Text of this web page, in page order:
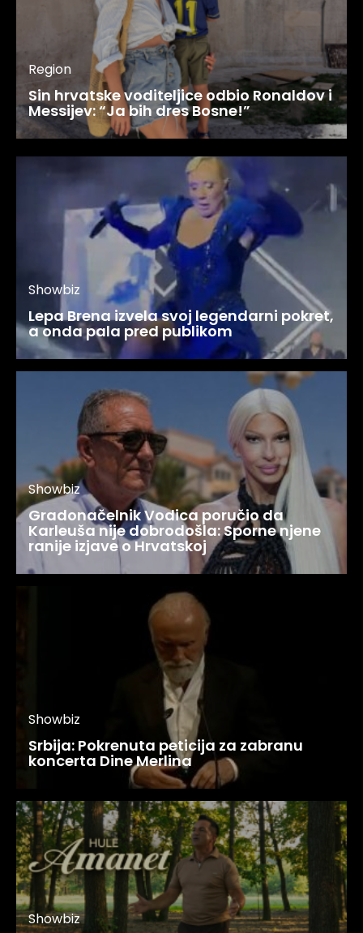
Region
Sin hrvatske voditeljice odbio Ronaldov i
Messijev: “Ja bih dres Bosne!”
Showbiz
Lepa Brena izvela svoj legendarni pokret,
a onda pala pred publikom
Showbiz
Gradonačelnik Vodica poručio da
Karleuša nije dobrodošla: Sporne njene
ranije izjave o Hrvatskoj
Showbiz
Srbija: Pokrenuta peticija za zabranu
koncerta Dine Merlina
Showbiz